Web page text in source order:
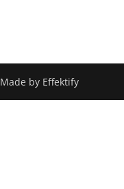
Made by Effektify